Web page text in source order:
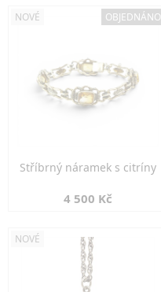
NOVÉ OBJEDNÁNO
Stříbrný náramek s citríny
4 500 Kč
NOVÉ